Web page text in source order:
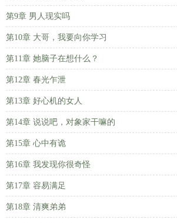
第9章 男人现实吗
第10章 大哥，我要向你学习
第11章 她脑子在想什么？
第12章 春光乍泄
第13章 好心机的女人
第14章 说说吧，对象家干嘛的
第15章 心中有诡
第16章 我发现你很奇怪
第17章 容易满足
第18章 清爽弟弟